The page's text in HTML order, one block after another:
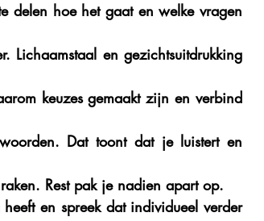
delen hoe het gaat en welke vragen
Lichaamstaal en gezichtsuitdrukking
keuzes gemaakt zijn en verbind
Dat toont dat je luistert en
. Rest pak je nadien apart op.
en spreek dat individueel verder